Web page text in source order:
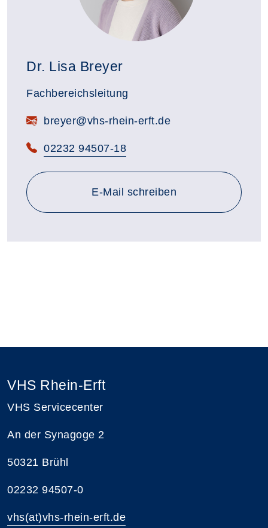
Dr. Lisa Breyer
Fachbereichsleitung
E-Mail:breyer@vhs-rhein-erft.de
Telefon:
02232 94507-18
E-Mail schreiben
VHS Rhein-Erft
VHS Servicecenter
An der Synagoge 2
50321 Brühl
02232 94507-0
vhs(at)vhs-rhein-erft.de